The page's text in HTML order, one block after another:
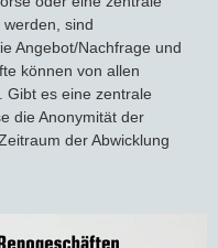
sind
Angebot/Nachfrage und
können von allen
Gibt es eine zentrale
die Anonymität der
der Abwicklung